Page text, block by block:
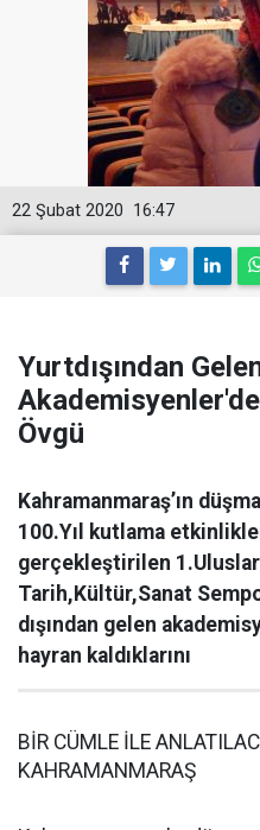
16:47
22 Şubat 2020
Yurtdışından
Övgü
Kahramanmaraş’ın
100.Yıl kutlama
gerçekleştirilen
Tarih,Kültür,Sanat
dışından gelen
hayran kaldıklarını
BİR CÜMLE İLE
KAHRAMANMARAŞ